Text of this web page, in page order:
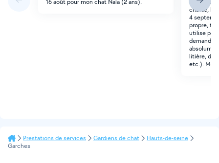
16 août pour mon chat Nala (2 ans).
urgence
chatte,
4
propre,
utilise
demande
litière,
etc.).
Prestations de services Gardiens de chat
Hauts-de-seine
Garches